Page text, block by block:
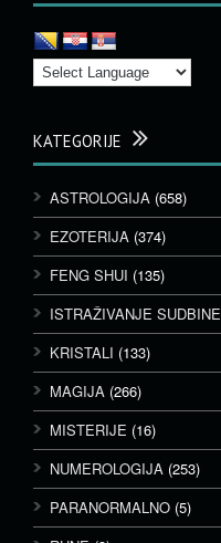
KATEGORIJE
ASTROLOGIJA (658)
EZOTERIJA (374)
FENG SHUI (135)
ISTRAŽIVANJE SUDBINE
KRISTALI (133)
MAGIJA (266)
MISTERIJE (16)
NUMEROLOGIJA (253)
PARANORMALNO (5)